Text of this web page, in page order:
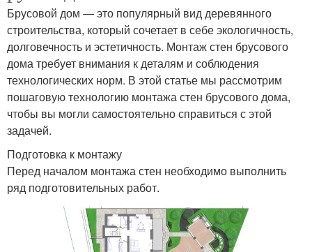
Брусовой дом — это популярный вид деревянного
строительства, который сочетает в себе экологичность,
долговечность и эстетичность. Монтаж стен брусового
дома требует внимания к деталям и соблюдения
технологических норм. В этой статье мы рассмотрим
пошаговую технологию монтажа стен брусового дома,
чтобы вы могли самостоятельно справиться с этой
задачей.
Подготовка к монтажу
Перед началом монтажа стен необходимо выполнить
ряд подготовительных работ.